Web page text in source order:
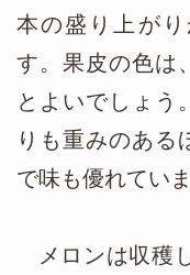
本の盛り上が
す。果皮の色は
とよいでしょう
りも重みのある
で味も優れていま
メロンは収穫